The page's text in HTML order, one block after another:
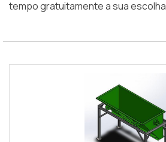
tempo gratuitamente a sua escolha